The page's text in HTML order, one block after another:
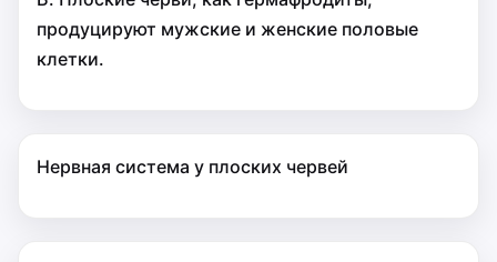
продуцируют мужские и женские половые
клетки.
Нервная система у плоских червей